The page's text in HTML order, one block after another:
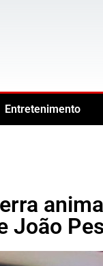
Entretenimento
João